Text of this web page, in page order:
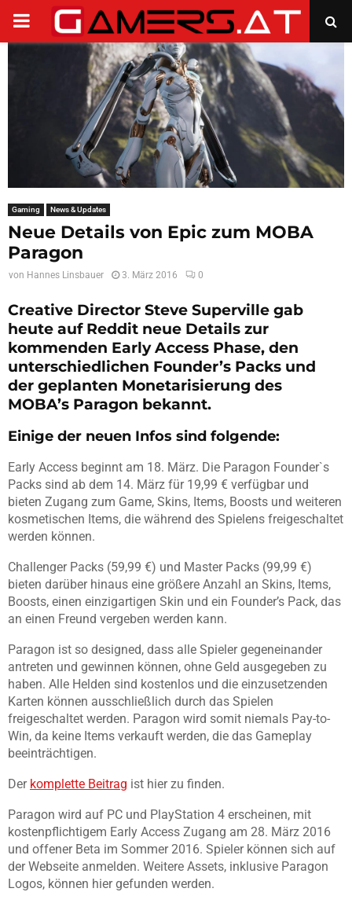
PRIMARY
Gaming News & Updates
Neue Details von Epic zum MOBA
Paragon
von Hannes Linsbauer 3. März 2016 0
Creative Director Steve Superville gab
heute auf Reddit neue Details zur
kommenden Early Access Phase, den
unterschiedlichen Founder’s Packs und
der geplanten Monetarisierung des
MOBA’s Paragon bekannt.
Einige der neuen Infos sind folgende:
Early Access beginnt am 18. März. Die Paragon Founder`s
Packs sind ab dem 14. März für 19,99 € verfügbar und
bieten Zugang zum Game, Skins, Items, Boosts und weiteren
kosmetischen Items, die während des Spielens freigeschaltet
werden können.
Challenger Packs (59,99 €) und Master Packs (99,99 €)
bieten darüber hinaus eine größere Anzahl an Skins, Items,
Boosts, einen einzigartigen Skin und ein Founder’s Pack, das
an einen Freund vergeben werden kann.
Paragon ist so designed, dass alle Spieler gegeneinander
antreten und gewinnen können, ohne Geld ausgegeben zu
haben. Alle Helden sind kostenlos und die einzusetzenden
Karten können ausschließlich durch das Spielen
freigeschaltet werden. Paragon wird somit niemals Pay-to-
Win, da keine Items verkauft werden, die das Gameplay
beeinträchtigen.
Der komplette Beitrag ist hier zu finden.
Paragon wird auf PC und PlayStation 4 erscheinen, mit
kostenpflichtigem Early Access Zugang am 28. März 2016
und offener Beta im Sommer 2016. Spieler können sich auf
der Webseite anmelden. Weitere Assets, inklusive Paragon
Logos, können hier gefunden werden.